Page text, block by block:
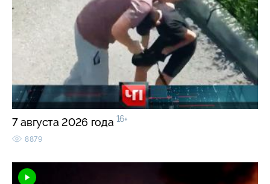
7 августа 2026 года 16+
8879